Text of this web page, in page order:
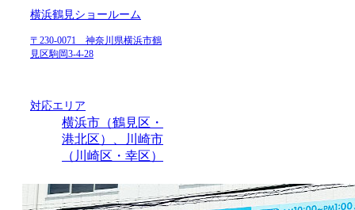
横浜鶴見ショールーム
〒230-0071 神奈川県横浜市鶴
見区駒岡3-4-28
対応エリア
横浜市（鶴見区・
港北区）、川崎市
（川崎区・幸区）